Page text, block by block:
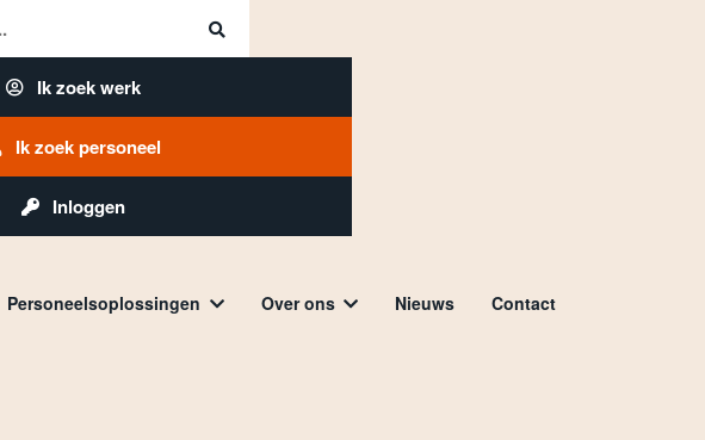
Ik zoek werk
Ik zoek personeel
Inloggen
Personeelsoplossingen Over ons Nieuws Contact